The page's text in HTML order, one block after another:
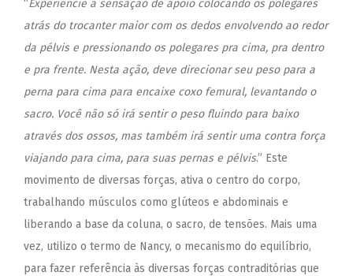
“Experiencie a sensação de apoio colocando os polegares
atrás do trocanter maior com os dedos envolvendo ao redor
da pélvis e pressionando os polegares pra cima, pra dentro
e pra frente. Nesta ação, deve direcionar seu peso para a
perna para cima para encaixe coxo femural, levantando o
sacro. Você não só irá sentir o peso fluindo para baixo
através dos ossos, mas também irá sentir uma contra força
viajando para cima, para suas pernas e pélvis.” Este
movimento de diversas forças, ativa o centro do corpo,
trabalhando músculos como glúteos e abdominais e
liberando a base da coluna, o sacro, de tensões. Mais uma
vez, utilizo o termo de Nancy, o mecanismo do equilíbrio,
para fazer referência às diversas forças contraditórias que